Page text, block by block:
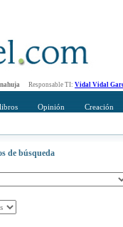
Responsable TI: Vidal Vidal
Opinión Creación
de búsqueda